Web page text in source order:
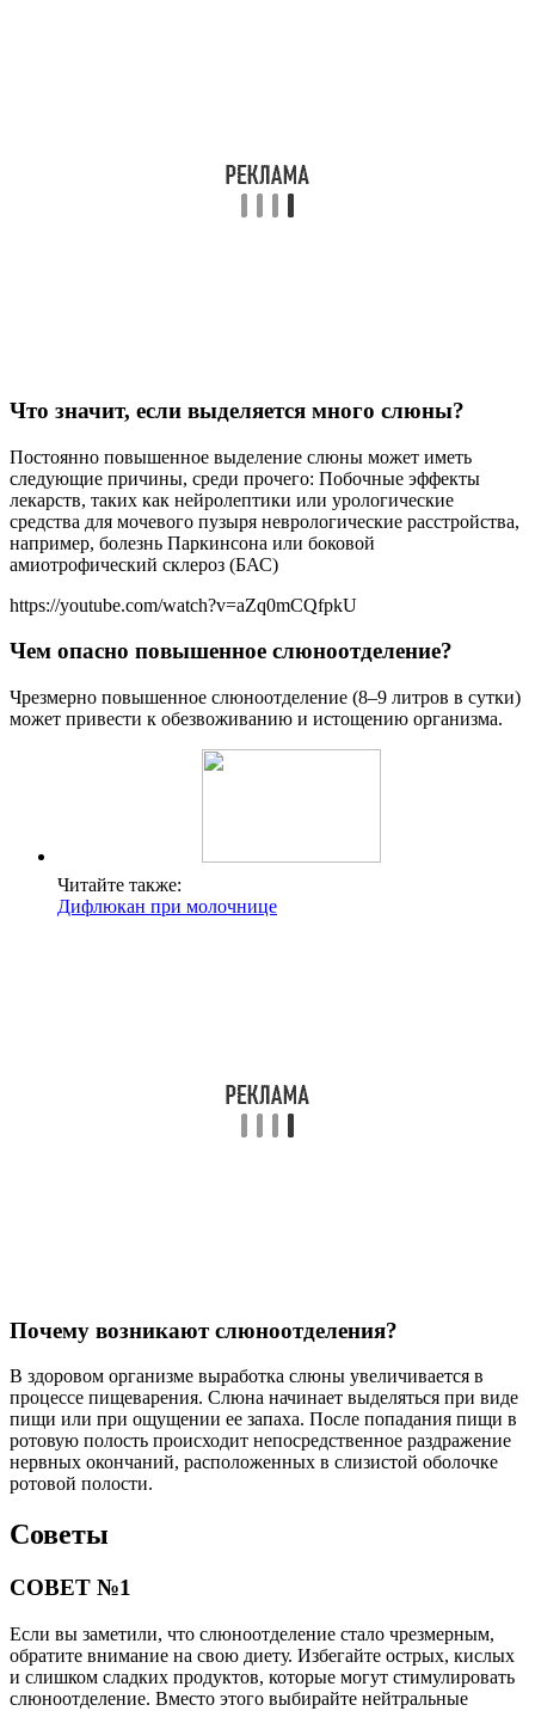
Что значит, если выделяется много слюны?
Постоянно повышенное выделение слюны может иметь
следующие причины, среди прочего: Побочные эффекты
лекарств, таких как нейролептики или урологические
средства для мочевого пузыря неврологические расстройства,
например, болезнь Паркинсона или боковой
амиотрофический склероз (БАС)
https://youtube.com/watch?v=aZq0mCQfpkU
Чем опасно повышенное слюноотделение?
Чрезмерно повышенное слюноотделение (8–9 литров в сутки)
может привести к обезвоживанию и истощению организма.
Читайте также:
Дифлюкан при молочнице
Почему возникают слюноотделения?
В здоровом организме выработка слюны увеличивается в
процессе пищеварения. Слюна начинает выделяться при виде
пищи или при ощущении ее запаха. После попадания пищи в
ротовую полость происходит непосредственное раздражение
нервных окончаний, расположенных в слизистой оболочке
ротовой полости.
Советы
СОВЕТ №1
Если вы заметили, что слюноотделение стало чрезмерным,
обратите внимание на свою диету. Избегайте острых, кислых
и слишком сладких продуктов, которые могут стимулировать
слюноотделение. Вместо этого выбирайте нейтральные